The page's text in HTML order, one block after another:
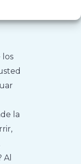
los
la
Al